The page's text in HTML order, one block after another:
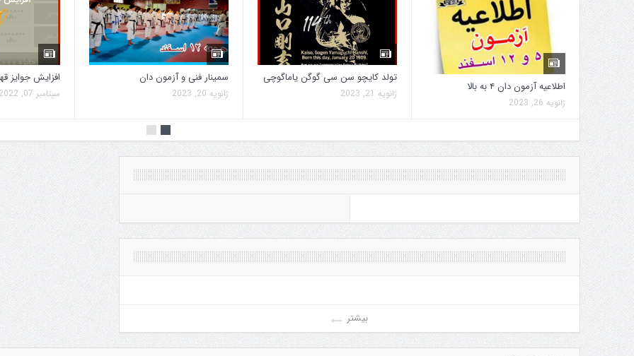
اطلاعیه آزمون دان ۴ به بالا
ژانویه 26, 2023
تولد کایچو سن سی گوگن یاماگوچی
ژانویه 21, 2023
سمینار فنی و آزمون دان
ژانویه 20, 2023
افزایش جوایز
سپتامبر 07, 2022
بیشتر